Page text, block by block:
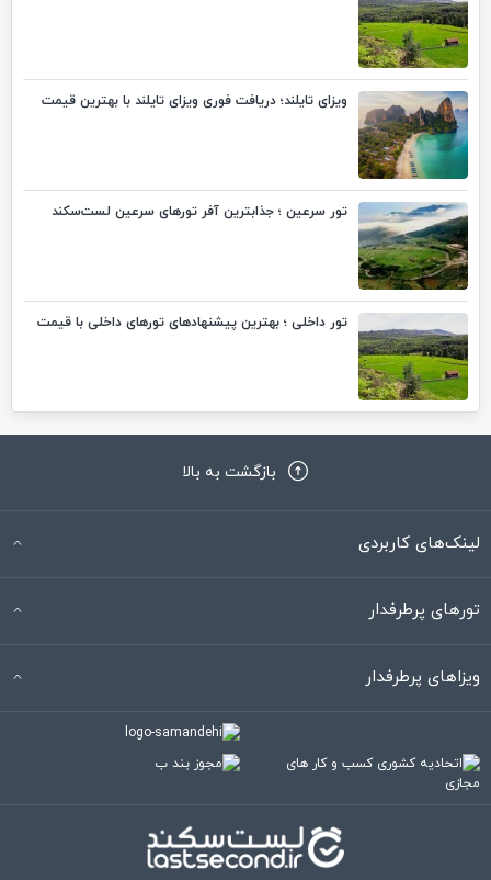
ویزای تایلند؛ دریافت فوری ویزای تایلند با بهترین قیمت
تور سرعین ؛ جذابترین آفر تورهای سرعین لست‌سکند
تور داخلی ؛ بهترین پیشنهادهای تورهای داخلی با قیمت
بازگشت به بالا
لینک‌های کاربردی
تورهای پرطرفدار
ویزاهای پرطرفدار